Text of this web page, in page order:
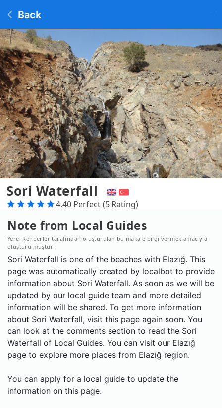
Back
Sori Waterfall
4.40 Perfect (5 Rating)
Note from Local Guides
Yerel Rehberler tarafından oluşturulan bu makale bilgi vermek amacıyla
oluşturulmuştur.
Sori Waterfall is one of the beaches with Elazığ. This
page was automatically created by localbot to provide
information about Sori Waterfall. As soon as we will be
updated by our local guide team and more detailed
information will be shared. To get more information
about Sori Waterfall, visit this page again soon. You
can look at the comments section to read the Sori
Waterfall of Local Guides. You can visit our Elazığ
page to explore more places from Elazığ region.
You can apply for a local guide to update the
information on this page.